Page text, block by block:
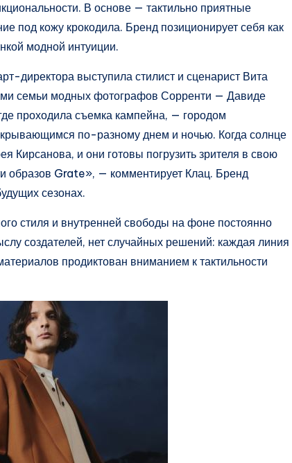
В основе — тактильно приятные
под кожу крокодила. Бренд позиционирует себя как
модной интуиции.
директора выступила стилист и сценарист Вита
семьи модных фотографов Сорренти — Давиде
проходила съемка кампейна, — городом
по-разному днем и ночью. Когда солнце
Кирсанова, и они готовы погрузить зрителя в свою
образов Grate», — комментирует Клац. Бренд
сезонах.
стиля и внутренней свободы на фоне постоянно
создателей, нет случайных решений: каждая линия
продиктован вниманием к тактильности